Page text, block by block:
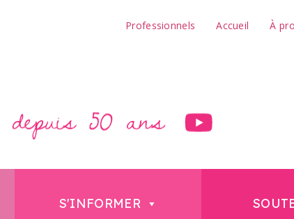
Professionnels Accueil À
S'INFORMER